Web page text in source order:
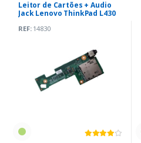
Leitor de Cartões + Audio
Jack Lenovo ThinkPad L430
REF:14830